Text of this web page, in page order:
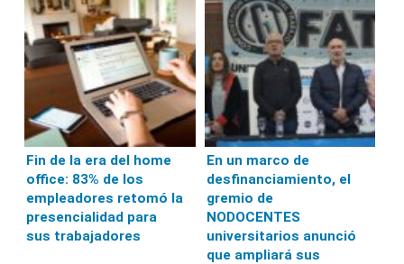
Fin de la era del home
office: 83% de los
empleadores retomó la
presencialidad para
sus trabajadores
En un marco de
desfinanciamiento, el
gremio de
NODOCENTES
universitarios anunció
que ampliará sus